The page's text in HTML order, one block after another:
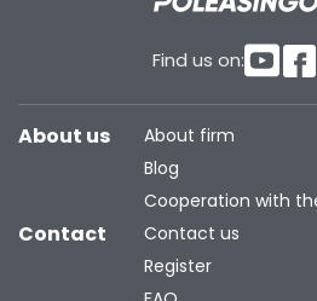
Find us on:
About us
About firm
Blog
Cooperation with
Contact
Contact us
Register